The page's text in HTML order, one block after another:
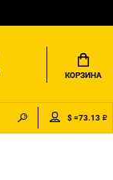
КОРЗИНА
$ =73.13 ₽